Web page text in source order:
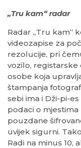
„Tru kam“ radar
Radar „Tru kam“
videozapise za
rezolucije, pri
vozilo,
osobe koja
štampanja
sebi ima i Dži-pi-
podaci o mjestima
pouzdane
uvijek sigurni.
Radi na minus 10,